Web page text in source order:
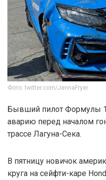
Фото: twitter.com/JennaFryer
Бывший пилот Формулы
аварию перед началом
трассе Лагуна-Сека.
В пятницу новичок
круга на сейфти-каре